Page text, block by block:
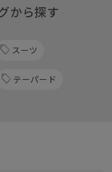
から探す
スーツ
テーパード